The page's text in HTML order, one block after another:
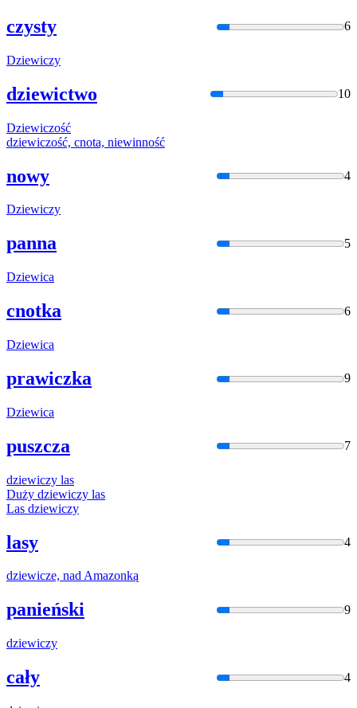
czysty 6
Dziewiczy
dziewictwo 10
Dziewiczość
dziewiczość, cnota, niewinność
nowy 4
Dziewiczy
panna 5
Dziewica
cnotka 6
Dziewica
prawiczka 9
Dziewica
puszcza 7
dziewiczy las
Duży dziewiczy las
Las dziewiczy
lasy 4
dziewicze, nad Amazonką
panieński 9
dziewiczy
cały 4